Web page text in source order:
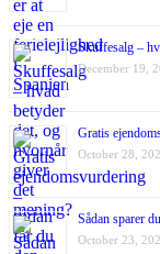
Skuffesalg –
December 19,
Gratis
October 28,
Sådan sparer
October 23,